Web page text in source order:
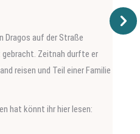
Dragos auf der Straße
gebracht. Zeitnah durfte er
reisen und Teil einer Familie
hat könnt ihr hier lesen: